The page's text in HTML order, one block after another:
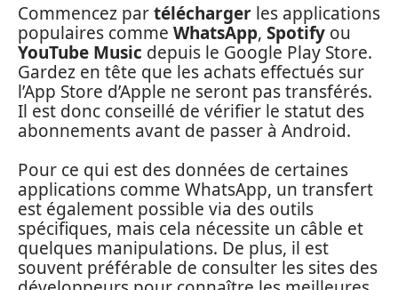
Commencez partélécharger les applications
populaires comme WhatsApp, Spotify ou
YouTube Music depuis le Google Play Store.
Gardez en tête que les achats effectués sur
l’App Store d’Apple ne seront pas transférés.
Il est donc conseillé de vérifier le statut des
abonnements avant de passer à Android.
Pour ce qui est des données de certaines
applications comme WhatsApp, un transfert
est également possible via des outils
spécifiques, mais cela nécessite un câble et
quelques manipulations. De plus, il est
souvent préférable de consulter les sites des